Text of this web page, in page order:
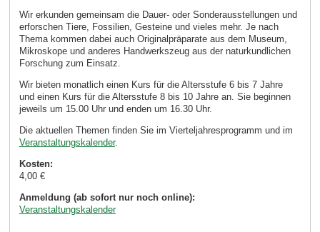
Wir erkunden gemeinsam die Dauer- oder Sonderausstellungen und
erforschen Tiere, Fossilien, Gesteine und vieles mehr. Je nach
Thema kommen dabei auch Originalpräparate aus dem Museum,
Mikroskope und anderes Handwerkszeug aus der naturkundlichen
Forschung zum Einsatz.
Wir bieten monatlich einen Kurs für die Altersstufe 6 bis 7 Jahre
und einen Kurs für die Altersstufe 8 bis 10 Jahre an. Sie beginnen
jeweils um 15.00 Uhr und enden um 16.30 Uhr.
Die aktuellen Themen finden Sie im Vierteljahresprogramm und im
Veranstaltungskalender.
Kosten:
4,00 €
Anmeldung (ab sofort nur noch online):
Veranstaltungskalender